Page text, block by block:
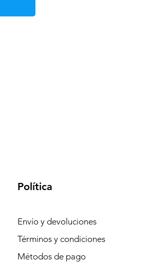
Política
Envío y devoluciones
Términos y condiciones
Métodos de pago